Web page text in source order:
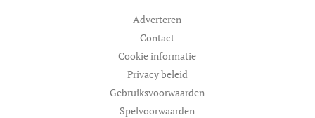
Adverteren
Contact
Cookie informatie
Privacy beleid
Gebruiksvoorwaarden
Spelvoorwaarden